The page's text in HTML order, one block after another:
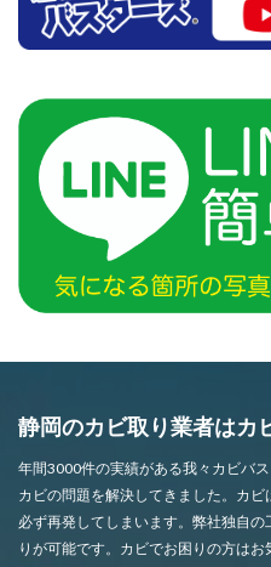
静岡のカビ取り業者はカ
年間3000件の実績がある我々カビバ
カビの問題を解決してきました。カ
必ず再発してしまいます。弊社独自
りが可能です。カビでお困りの方はお